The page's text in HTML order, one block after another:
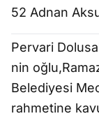
52 Adnan
Pervari
nin
Belediyesi
rahmetine